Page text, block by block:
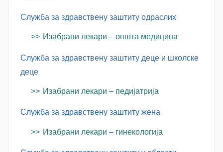
Служба за здравствену заштиту одраслих
Изабрани лекари – општа медицина
Служба за здравствену заштиту деце и школске
деце
Изабрани лекари – педијатрија
Служба за здравствену заштиту жена
Изабрани лекари – гинекологија